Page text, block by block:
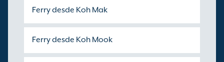
Ferry desde Koh Mak
Ferry desde Koh Mook